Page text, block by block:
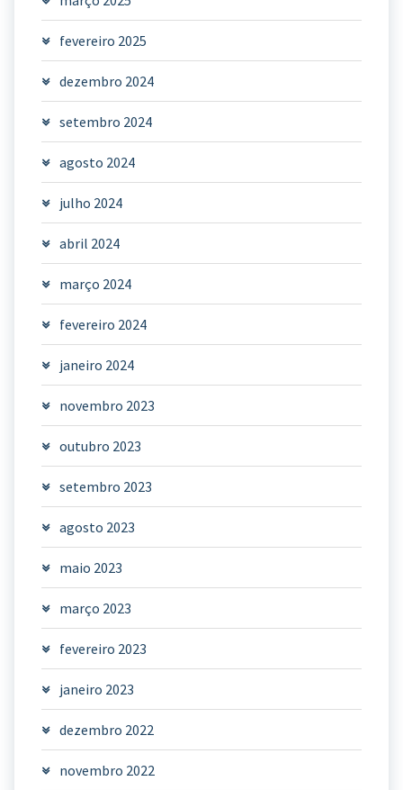
fevereiro 2025
dezembro 2024
setembro 2024
agosto 2024
julho 2024
abril 2024
março 2024
fevereiro 2024
janeiro 2024
novembro 2023
outubro 2023
setembro 2023
agosto 2023
maio 2023
março 2023
fevereiro 2023
janeiro 2023
dezembro 2022
novembro 2022